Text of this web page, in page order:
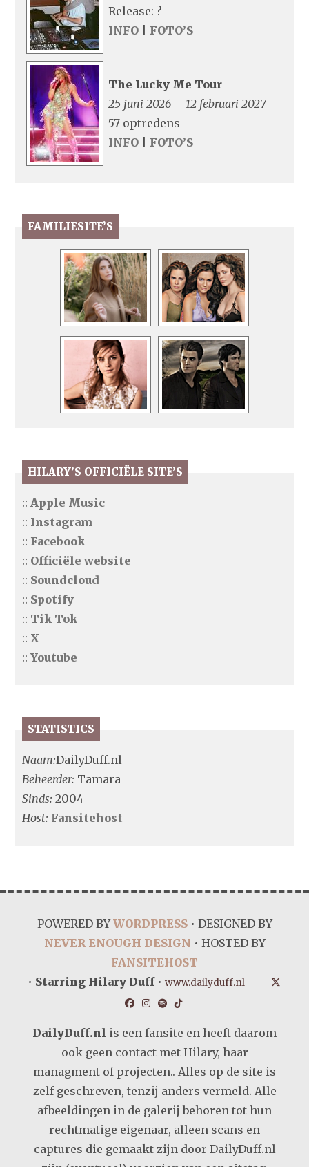
Release: ?
INFO
FOTO’S
The Lucky Me Tour
25 juni 2026 – 12 februari 2027
57 optredens
INFO
FOTO’S
FAMILIESITE’S
HILARY’S OFFICIËLE SITE’S
::Apple Music
:: Instagram
:: Facebook
:: Officiële website
:: Soundcloud
:: Spotify
:: Tik Tok
:: X
::Youtube
STATISTICS
Naam:DailyDuff.nl
Beheerder: Tamara
Sinds: 2004
Host: Fansitehost
POWERED BYWORDPRESS• DESIGNED BY
NEVER ENOUGH DESIGN • HOSTED BY
FANSITEHOST
• Starring Hilary Duff• www.dailyduff.nl
DailyDuff.nl is een fansite en heeft daarom
ook geen contact met Hilary, haar
managment of projecten.. Alles op de site is
zelf geschreven, tenzij anders vermeld. Alle
afbeeldingen in de galerij behoren tot hun
rechtmatige eigenaar, alleen scans en
captures die gemaakt zijn door DailyDuff.nl